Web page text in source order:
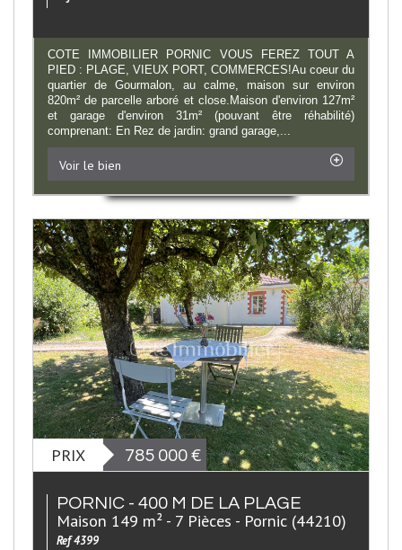
COTE IMMOBILIER PORNIC VOUS FEREZ TOUT A
PIED : PLAGE, VIEUX PORT, COMMERCES!Au coeur du
quartier de Gourmalon, au calme, maison sur environ
820m² de parcelle arboré et close.Maison d'environ 127m²
et garage d'environ 31m² (pouvant être réhabilité)
comprenant: En Rez de jardin: grand garage,...
Voir le bien
PRIX 785 000 €
PORNIC - 400 M DE LA PLAGE
Maison 149 m² - 7 Pièces - Pornic (44210)
Ref 4399